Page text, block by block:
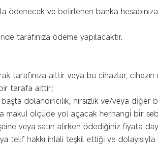
ödenecek ve belirlenen banka
tarafınıza ödeme yapılacaktır.
tarafınıza aittir veya bu cihazlar,
tarafa aittir;
dolandırıcılık, hırsızlık ve/veya
makul ölçüde yol açacak herhangi̇ bi̇r
veya satın alırken ödediğiniz fiyata
telif hakkı ihlali teşkil ettiği ve